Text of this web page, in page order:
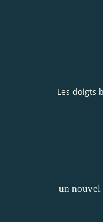
Les doigts
un nouvel